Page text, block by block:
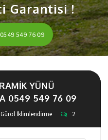
Garantisi !
549 76 09
YÜNÜ
0549 549 76 09
Gürol İklimlendirme 2